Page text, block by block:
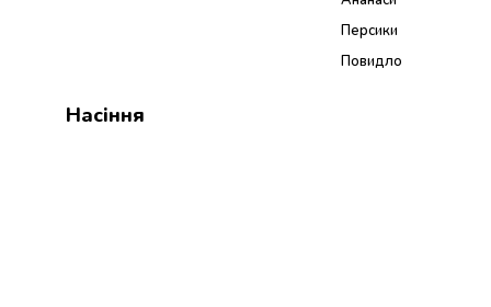
Персики
Повидло
Насіння